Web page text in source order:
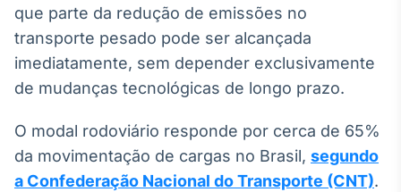
Widgets
Componentes
para conteúdos e
funcionalidades
Wallboard
Conteúdos e
dados para
que parte da redução de emissões no
transporte pesado pode ser alcançada
imediatamente, sem depender exclusivamente
de mudanças tecnológicas de longo prazo.
O modal rodoviário responde por cerca de 65%
da movimentação de cargas no Brasil, segundo
a Confederação Nacional do Transporte (CNT).